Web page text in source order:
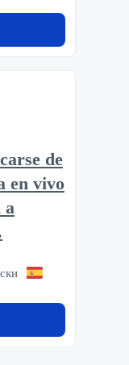
de
en vivo
a